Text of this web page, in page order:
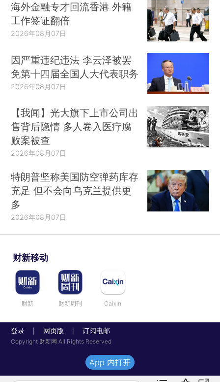
海外金融专才回流香港 外籍
工作签证翻倍
2026年08月07日
因严重违纪违法 李云泽被罢
免第十四届全国人大代表职务
2026年08月07日
【我闻】光大旗下上市公司出
售背后隐情 多人卷入医疗腐
败案被查
2026年08月07日
特朗普坚称美国防空弹药库存
充足 但不会向乌克兰提供更
多
2026年08月07日
财新移动
财新 财新周刊 Caixin
登录 网页版 订阅电邮
Copyright 财新网 All Rights Reserved
App 内打开